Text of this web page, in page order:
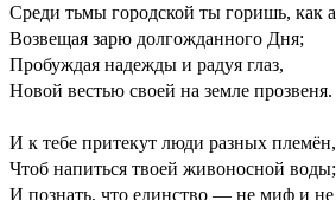
Среди тьмы городской ты горишь, как
Возвещая зарю долгожданного Дня;
Пробуждая надежды и радуя глаз,
Новой вестью своей на земле прозвеня.
И к тебе притекут люди разных племён,
Чтоб напиться твоей живоносной воды;
И познать, что единство — не миф и не